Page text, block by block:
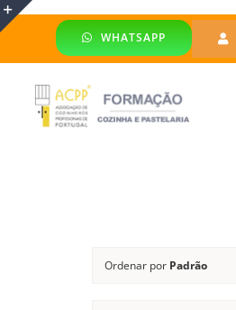
Skip
WHATSAPP
Ordenar por Padrão